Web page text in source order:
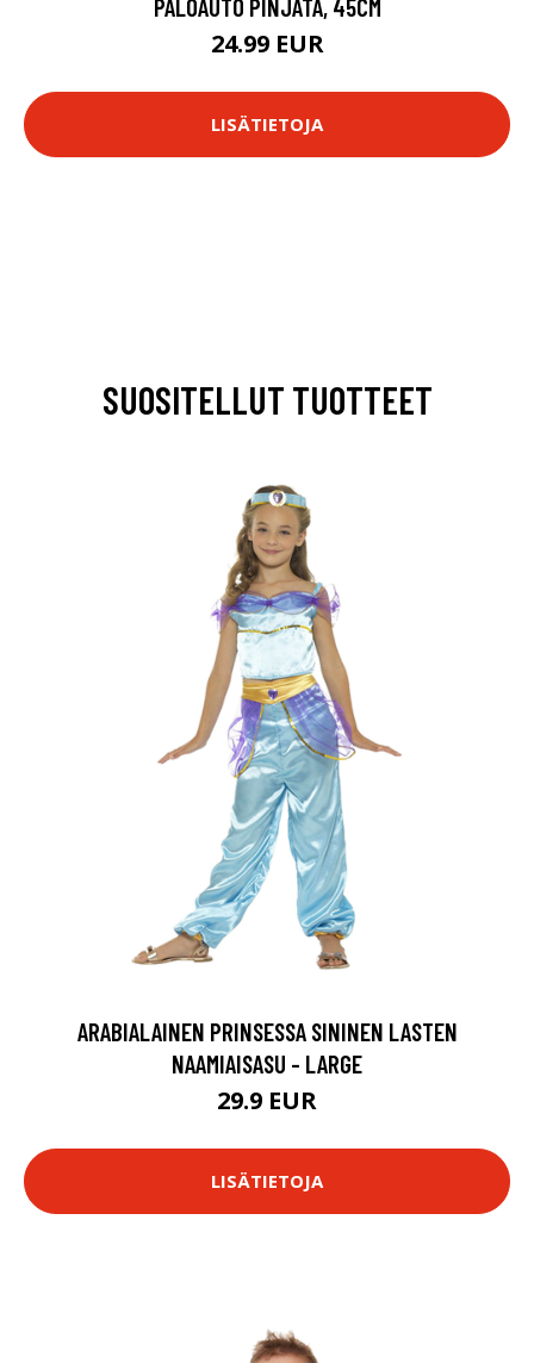
PALOAUTO PINJATA, 45CM
24.99 EUR
LISÄTIETOJA
SUOSITELLUT TUOTTEET
ARABIALAINEN PRINSESSA SININEN LASTEN
NAAMIAISASU - LARGE
29.9 EUR
LISÄTIETOJA